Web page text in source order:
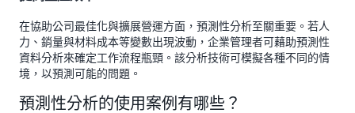
在協助公司最佳化與擴展營運方面，預測性分析至關重要。若人
力、銷量與材料成本等變數出現波動，企業管理者可藉助預測性
資料分析來確定工作流程瓶頸。該分析技術可模擬各種不同的情
境，以預測可能的問題。
預測性分析的使用案例有哪些？